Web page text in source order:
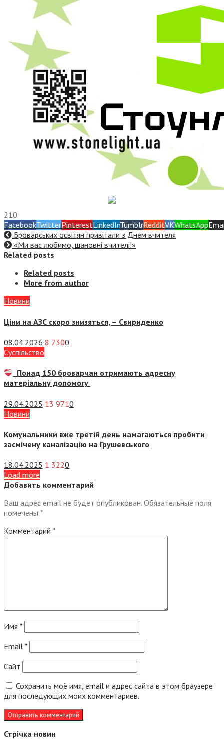
210
FacebookTwitterPinterestLinkedInTumblrRedditVKWhatsApp
Броварських освітян привітали з Днем вчителя
«Ми вас любимо, шановні вчителі!»
Related posts
Related posts
More from author
Новини
Ціни на АЗС скоро знизяться, – Свириденко
08.04.2026 8 7300
Суспiльство
Понад 150 броварчан отримають адресну
матеріальну допомогу
29.04.2025 13 9710
Новини
Комунальники вже третій день намагаються пробити
засмічену каналізацію на Грушевського
18.04.2025 1 3220
Load more
Добавить комментарий
Ваш адрес email не будет опубликован. Обязательные поля
помечены *
Комментарий *
Имя *
Email *
Сайт
Сохранить моё имя, email и адрес сайта в этом браузере
для последующих моих комментариев.
Стрічка новин